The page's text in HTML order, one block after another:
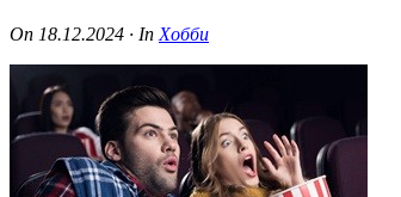
On 18.12.2024 · In Хобби